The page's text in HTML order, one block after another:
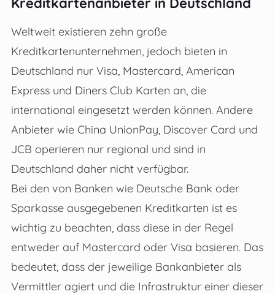
Weltweit existieren zehn große
Kreditkartenunternehmen, jedoch bieten in
Deutschland nur Visa, Mastercard, American
Express und Diners Club Karten an, die
international eingesetzt werden können. Andere
Anbieter wie China UnionPay, Discover Card und
JCB operieren nur regional und sind in
Deutschland daher nicht verfügbar.
Bei den von Banken wie Deutsche Bank oder
Sparkasse ausgegebenen Kreditkarten ist es
wichtig zu beachten, dass diese in der Regel
entweder auf Mastercard oder Visa basieren. Das
bedeutet, dass der jeweilige Bankanbieter als
Vermittler agiert und die Infrastruktur einer dieser